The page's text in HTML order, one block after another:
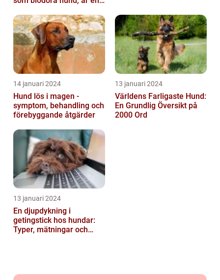
kara...
14 januari 2024
Hund lös i magen -
symptom, behandling och
förebyggande åtgärder
13 januari 2024
Världens Farligaste Hund:
En Grundlig Översikt på
2000 Ord
13 januari 2024
En djupdykning i
getingstick hos hundar:
Typer, mätningar och